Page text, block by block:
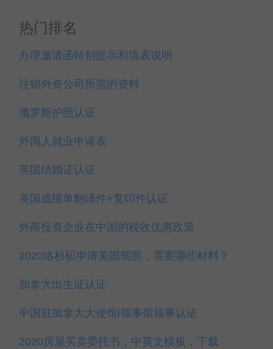
热门排名
办理邀请函特别提示和填表说明
注销外资公司所需的资料
俄罗斯护照认证
外国人就业申请表
英国结婚证认证
美国成绩单翻译件+复印件认证
外商投资企业在中国的税收优惠政策
2020洛杉矶申请美国驾照，需要哪些材料？
加拿大出生证认证
中国驻加拿大大使馆/领事馆领事认证
2020房屋买卖委托书，中英文模板，下载